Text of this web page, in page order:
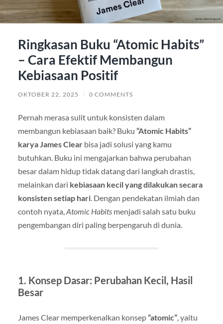
Ringkasan Buku “Atomic Habits”
– Cara Efektif Membangun
Kebiasaan Positif
OKTOBER 22, 2025 / 0 COMMENTS
Pernah merasa sulit untuk konsisten dalam
membangun kebiasaan baik? Buku “Atomic Habits”
karya James Clearbisa jadi solusi yang kamu
butuhkan. Buku ini mengajarkan bahwa perubahan
besar dalam hidup tidak datang dari langkah drastis,
melainkan dari kebiasaan kecil yang dilakukan secara
konsisten setiap hari. Dengan pendekatan ilmiah dan
contoh nyata,Atomic Habitsmenjadi salah satu buku
pengembangan diri paling berpengaruh di dunia.
1. Konsep Dasar: Perubahan Kecil, Hasil
Besar
James Clear memperkenalkan konsep“atomic”, yaitu